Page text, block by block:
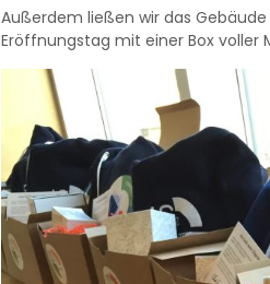
Außerdem ließen wir das
Eröffnungstag mit einer Box voller